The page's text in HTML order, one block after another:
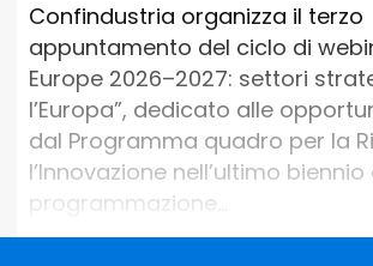
Confindustria organizza il terzo
appuntamento del ciclo di
Europe 2026–2027: settori
l’Europa”, dedicato alle
dal Programma quadro per la
l’Innovazione nell’ultimo
programmazione...